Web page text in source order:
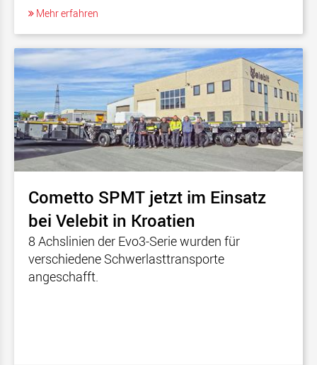
Mehr erfahren
Cometto SPMT jetzt im Einsatz
bei Velebit in Kroatien
8 Achslinien der Evo3-Serie wurden für
verschiedene Schwerlasttransporte
angeschafft.